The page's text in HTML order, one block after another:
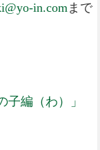
in.comまで
編（わ）」